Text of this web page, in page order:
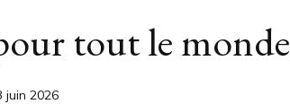
tout le monde
juin 2026